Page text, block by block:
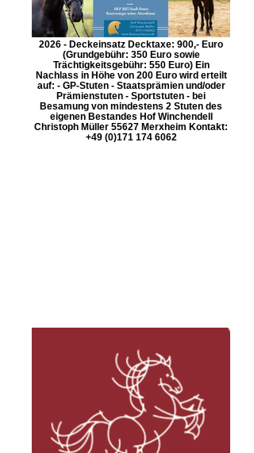
2026 - Deckeinsatz Decktaxe: 900,- Euro
(Grundgebühr: 350 Euro sowie
Trächtigkeitsgebühr: 550 Euro) Ein
Nachlass in Höhe von 200 Euro wird erteilt
auf: - GP-Stuten - Staatsprämien und/oder
Prämienstuten - Sportstuten - bei
Besamung von mindestens 2 Stuten des
eigenen Bestandes Hof Winchendell
Christoph Müller 55627 Merxheim Kontakt:
+49 (0)171 174 6062